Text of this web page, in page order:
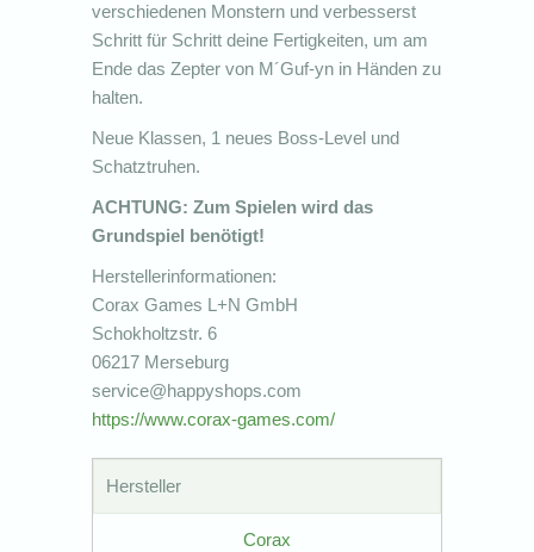
verschiedenen Monstern und verbesserst
Schritt für Schritt deine Fertigkeiten, um am
Ende das Zepter von M´Guf-yn in Händen zu
halten.
Neue Klassen, 1 neues Boss-Level und
Schatztruhen.
ACHTUNG: Zum Spielen wird das
Grundspiel benötigt!
Herstellerinformationen:
Corax Games L+N GmbH
Schokholtzstr. 6
06217 Merseburg
service@happyshops.com
https://www.corax-games.com/
Hersteller
Corax